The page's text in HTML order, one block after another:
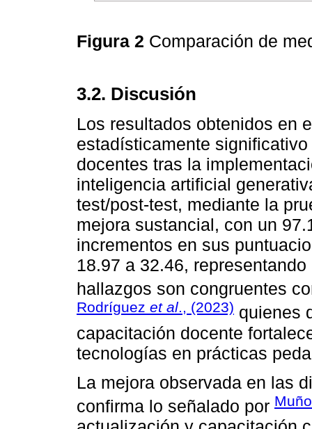
Figura 2 Comparación de
3.2. Discusión
Los resultados obtenidos en
estadísticamente
docentes tras la
inteligencia artificial
test/post-test, mediante la
mejora sustancial, con un
incrementos en sus
18.97 a 32.46,
hallazgos son congruentes
Rodríguez et al., (2023) quienes
capacitación docente
tecnologías en prácticas
La mejora observada en las
confirma lo señalado por